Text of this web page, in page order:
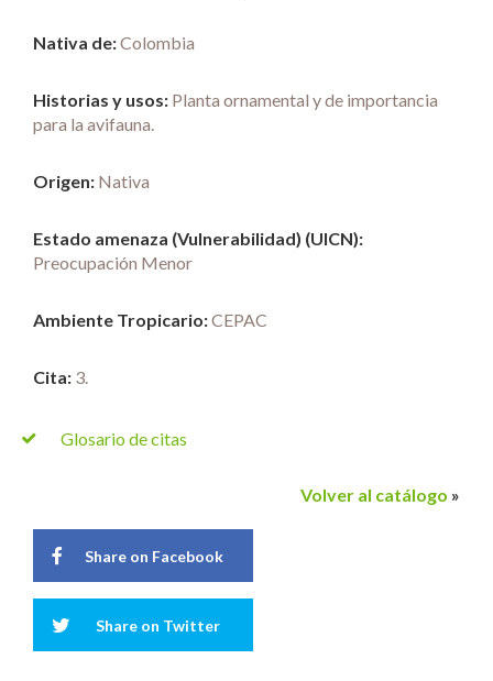
Nativa de:Colombia
Historias y usos: Planta ornamental y de importancia
para la avifauna.
Origen: Nativa
Estado amenaza (Vulnerabilidad) (UICN):
Preocupación Menor
Ambiente Tropicario:CEPAC
Cita: 3.
Glosario de citas
Volver al catálogo »
Share on Facebook
Share on Twitter